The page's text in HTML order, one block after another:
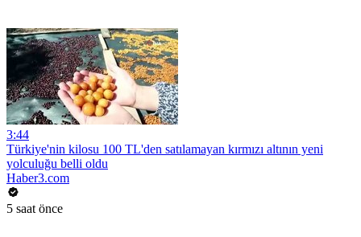
3:44
Türkiye'nin kilosu 100 TL'den satılamayan kırmızı altının yeni
yolculuğu belli oldu
Haber3.com
5 saat önce